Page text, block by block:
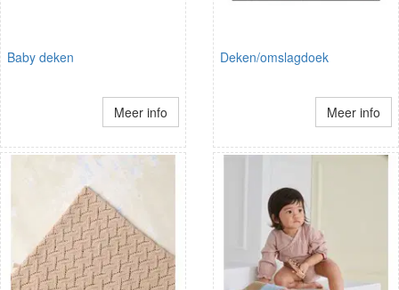
Baby deken
Meer info
Deken/omslagdoek
Meer info